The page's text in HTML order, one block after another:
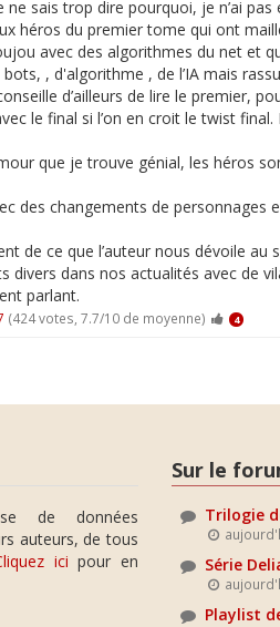
sais trop dire pourquoi, je n’ai
héros du premier tome qui ont
avec des algorithmes du net et
, d'algorithme , de l’IA mais
d’ailleurs de lire le premier,
le final si l’on en croit le twist
que je trouve génial, les héros
des changements de personnages
de ce que l’auteur nous dévoile
divers dans nos actualités avec de
parlant.
(424 votes, 7.7/10 de moyenne) 4
de données
auteurs, de tous
ici pour en
Sur le
Trilogie
Série
Playlist